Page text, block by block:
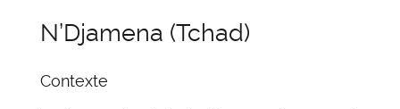
N’Djamena (Tchad)
Contexte